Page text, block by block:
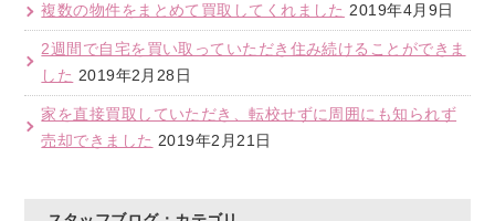
複数の物件をまとめて買取してくれました 2019年4月9日
2週間で自宅を買い取っていただき住み続けることができま
した 2019年2月28日
家を直接買取していただき、転校せずに周囲にも知られず
売却できました 2019年2月21日